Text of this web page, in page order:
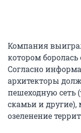
Компания
котором
Согласно
архитекторы
пешеходную сеть
скамьи и
озеленение